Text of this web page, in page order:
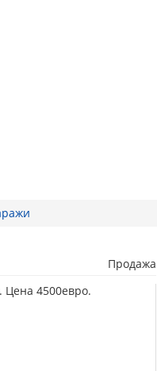
Продажа
Цена 4500евро.